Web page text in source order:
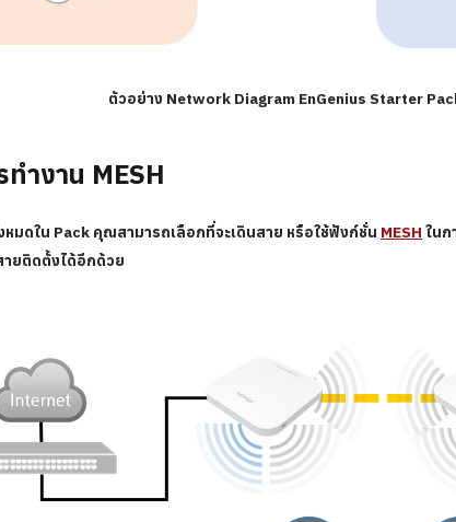
ตัวอย่าง Network Diagram EnGenius Starter
ำงาน MESH
มดใน Pack คุณสามารถเลือกที่จะเดินสาย หรือใช้ฟังก์ชั่น MESH ใน
ายติดตั้งได้อีกด้วย